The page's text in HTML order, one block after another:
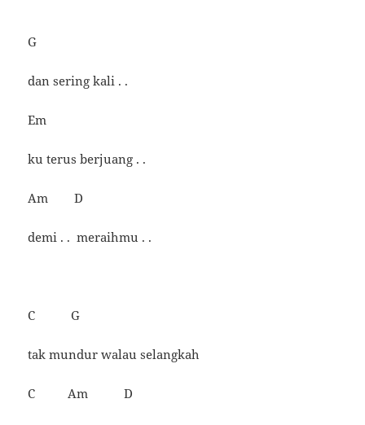
G
dan sering kali . .
Em
ku terus berjuang . .
Am D
demi . . meraihmu . .
C G
tak mundur walau selangkah
C Am D